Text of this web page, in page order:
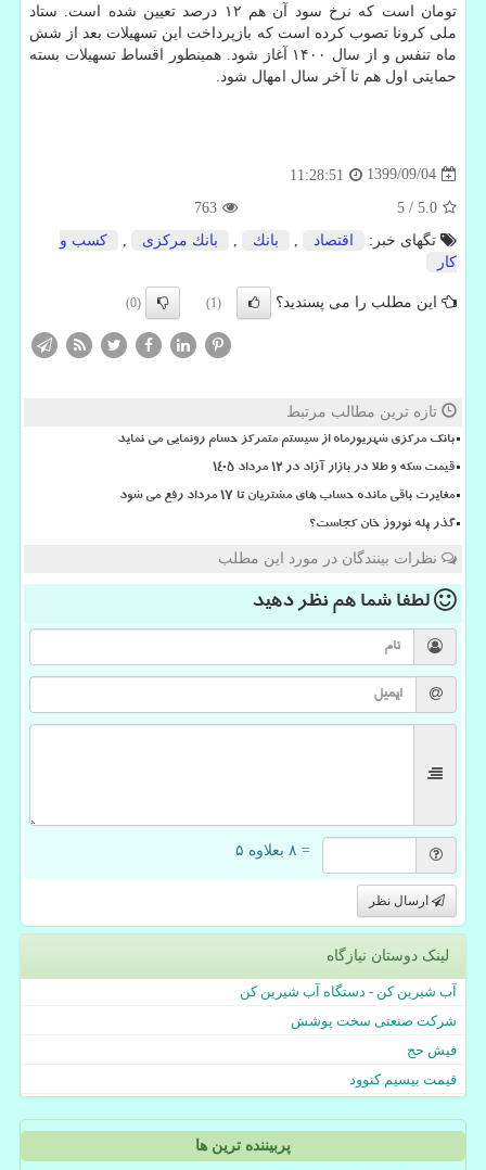
تومان است که نرخ سود آن هم ۱۲ درصد تعیین شده است. ستاد
ملی کرونا تصوب کرده است که بازپرداخت این تسهیلات بعد از شش
ماه تنفس و از سال ۱۴۰۰ آغاز شود. همینطور اقساط تسهیلات بسته
حمایتی اول هم تا آخر سال امهال شود.
1399/09/04
11:28:51
5.0
/
5
763
تگهای خبر:
اقتصاد بانك بانك مركزی
كسب و
كار
این مطلب را می پسندید؟ (1)
(0)
تازه ترین مطالب مرتبط
بانک مرکزی شهریورماه از سیستم متمرکز حسام رونمایی می نماید
قیمت سکه و طلا در بازار آزاد در ۱۲ مرداد ۱۴۰۵
مغایرت باقی مانده حساب های مشتریان تا 17 مرداد رفع می شود
گذر پله نوروز خان کجاست؟
نظرات بینندگان در مورد این مطلب
لطفا شما همنظر دهید
= ۸ بعلاوه ۵
ارسال نظر
لینک دوستان نیازگاه
آب شیرین کن - دستگاه آب شیرین کن
شرکت صنعتی سخت پوشش
فیش حج
قیمت بیسیم کنوود
پربیننده ترین ها